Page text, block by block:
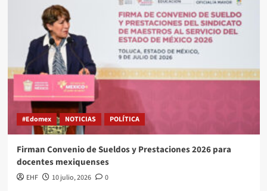
#Edomex NOTICIAS POLÍTICA
Firman Convenio de Sueldos y Prestaciones 2026 para
docentes mexiquenses
EHF 10 julio, 2026 0